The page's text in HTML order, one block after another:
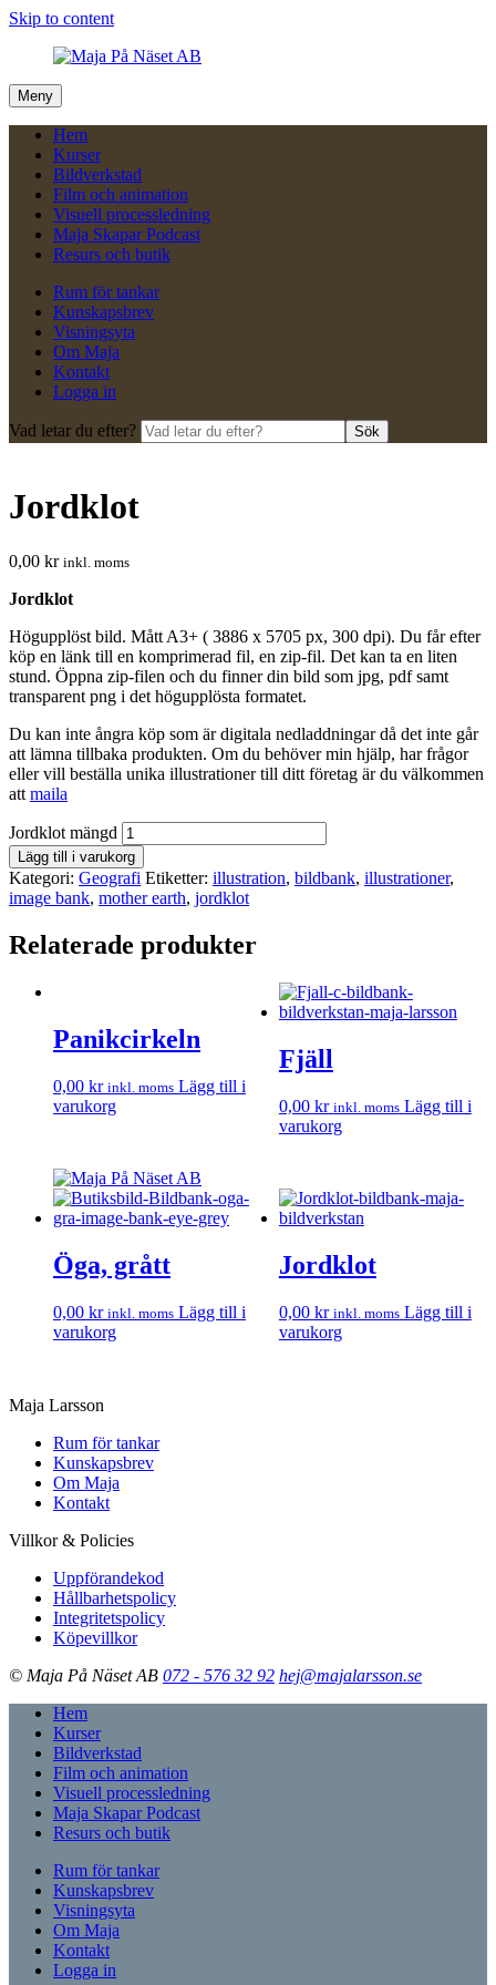
Skip to content
Meny
Hem
Kurser
Bildverkstad
Film och animation
Visuell processledning
Maja Skapar Podcast
Resurs och butik
Rum för tankar
Kunskapsbrev
Visningsyta
Om Maja
Kontakt
Logga in
Vad letar du efter? Sök
Jordklot
0,00 kr inkl. moms
Jordklot
Högupplöst bild. Mått A3+ ( 3886 x 5705 px, 300 dpi). Du får efter
köp en länk till en komprimerad fil, en zip-fil. Det kan ta en liten
stund. Öppna zip-filen och du finner din bild som jpg, pdf samt
transparent png i det högupplösta formatet.
Du kan inte ångra köp som är digitala nedladdningar då det inte går
att lämna tillbaka produkten. Om du behöver min hjälp, har frågor
eller vill beställa unika illustrationer till ditt företag är du välkommen
att maila
Jordklot mängd
Lägg till i varukorg
Kategori: Geografi Etiketter: illustration, bildbank, illustrationer,
image bank, mother earth, jordklot
Relaterade produkter
Panikcirkeln
0,00 kr inkl. moms Lägg till i
varukorg
Fjäll
0,00 kr inkl. moms Lägg till i
varukorg
Öga, grått
0,00 kr inkl. moms Lägg till i
varukorg
Jordklot
0,00 kr inkl. moms Lägg till i
varukorg
Maja Larsson
Rum för tankar
Kunskapsbrev
Om Maja
Kontakt
Villkor & Policies
Uppförandekod
Hållbarhetspolicy
Integritetspolicy
Köpevillkor
© Maja På Näset AB 072 - 576 32 92 hej@majalarsson.se
Hem
Kurser
Bildverkstad
Film och animation
Visuell processledning
Maja Skapar Podcast
Resurs och butik
Rum för tankar
Kunskapsbrev
Visningsyta
Om Maja
Kontakt
Logga in